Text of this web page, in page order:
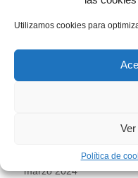
Utilizamos cookies para
Política de
enero 2025
marzo 2024